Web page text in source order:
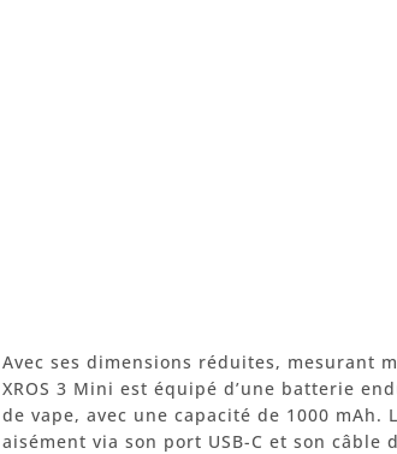
Avec ses dimensions réduites, mesurant
XROS 3 Mini est équipé d’une batterie
de vape, avec une capacité de 1000 mAh.
aisément via son port USB-C et son câble